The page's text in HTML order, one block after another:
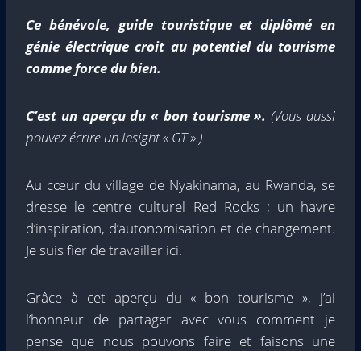
Ce bénévole, guide touristique et diplômé en
génie électrique croit au potentiel du tourisme
comme force du bien.
C’est un aperçu du « bon tourisme ». (Vous aussi
pouvez écrire un Insight « GT ».)
Au cœur du village de Nyakinama, au Rwanda, se
dresse le centre culturel Red Rocks ; un havre
d’inspiration, d’autonomisation et de changement.
Je suis fier de travailler ici.
Grâce à cet aperçu du « bon tourisme », j’ai
l’honneur de partager avec vous comment je
pense que nous pouvons faire et faisons une